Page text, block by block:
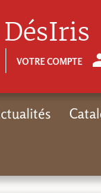
VOTRE COMPTE